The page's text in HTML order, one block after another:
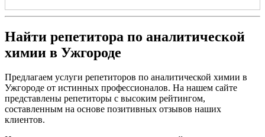
Найти репетитора по аналитической
химии в Ужгороде
Предлагаем услуги репетиторов по аналитической химии в
Ужгороде от истинных профессионалов. На нашем сайте
представлены репетиторы с высоким рейтингом,
составленным на основе позитивных отзывов наших
клиентов.